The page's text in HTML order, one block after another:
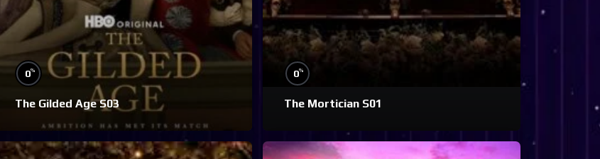
0%
The Gilded Age S03
0%
The Mortician S01